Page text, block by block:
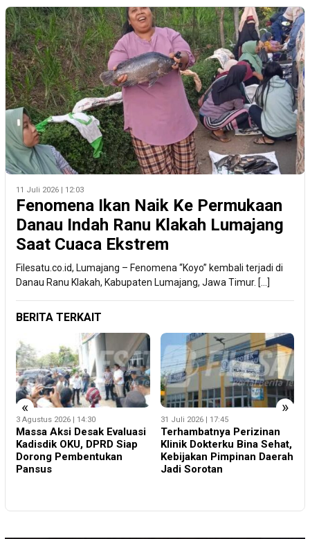
11 Juli 2026 | 12:03
Fenomena Ikan Naik Ke Permukaan
Danau Indah Ranu Klakah Lumajang
Saat Cuaca Ekstrem
Filesatu.co.id, Lumajang – Fenomena “Koyo” kembali terjadi di
Danau Ranu Klakah, Kabupaten Lumajang, Jawa Timur. […]
BERITA TERKAIT
« »
3 Agustus 2026 | 14:30
Massa Aksi Desak Evaluasi
Kadisdik OKU, DPRD Siap
Dorong Pembentukan
Pansus
31 Juli 2026 | 17:45
Terhambatnya Perizinan
Klinik Dokterku Bina Sehat,
Kebijakan Pimpinan Daerah
Jadi Sorotan